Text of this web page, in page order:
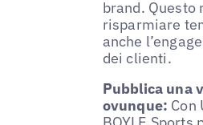
brand. Questo
risparmiare
anche
dei clienti.
Pubblica una
ovunque: Con